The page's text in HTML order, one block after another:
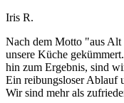
Iris R.
Nach dem Motto "aus
unsere Küche
hin zum Ergebnis, sind
Ein reibungsloser Ablauf
Wir sind mehr als